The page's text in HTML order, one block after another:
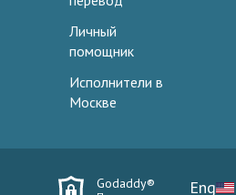
Личный
помощник
Исполнители в
Москве
Godaddy® Eng